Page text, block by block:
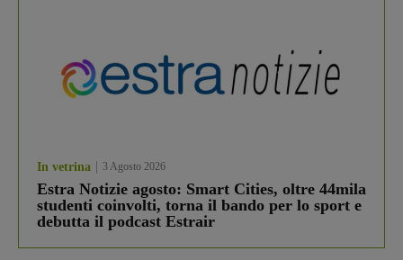
In vetrina 3 Agosto 2026
Estra Notizie agosto: Smart Cities, oltre 44mila
studenti coinvolti, torna il bando per lo sport e
debutta il podcast Estrair